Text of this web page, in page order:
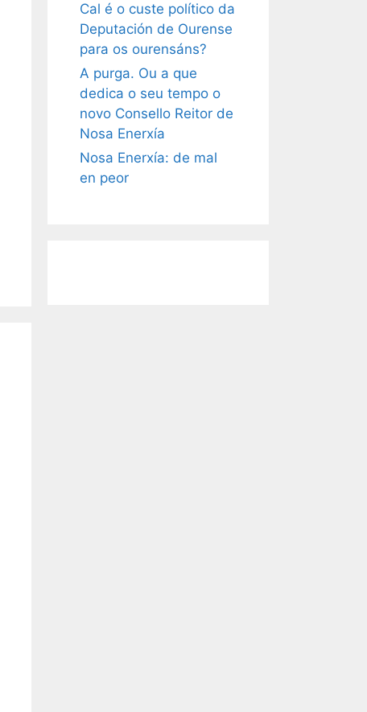
Cal é o custe político da
Deputación de Ourense
para os ourensáns?
A purga. Ou a que
dedica o seu tempo o
novo Consello Reitor de
Nosa Enerxía
Nosa Enerxía: de mal
en peor